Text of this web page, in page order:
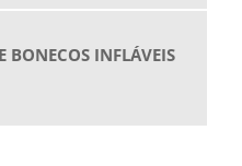
BONECOS INFLÁVEIS